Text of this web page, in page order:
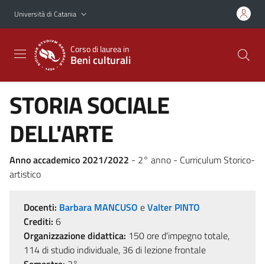
Vai al contenuto principale
Vai al menu di navigazione
Università di Catania
Corso di laurea in
Beni culturali
STORIA SOCIALE
DELL'ARTE
Anno accademico 2021/2022 - 2° anno - Curriculum Storico-
artistico
Docenti: Barbara MANCUSO eValter PINTO
Crediti: 6
Organizzazione didattica: 150 ore d'impegno totale,
114 di studio individuale, 36 di lezione frontale